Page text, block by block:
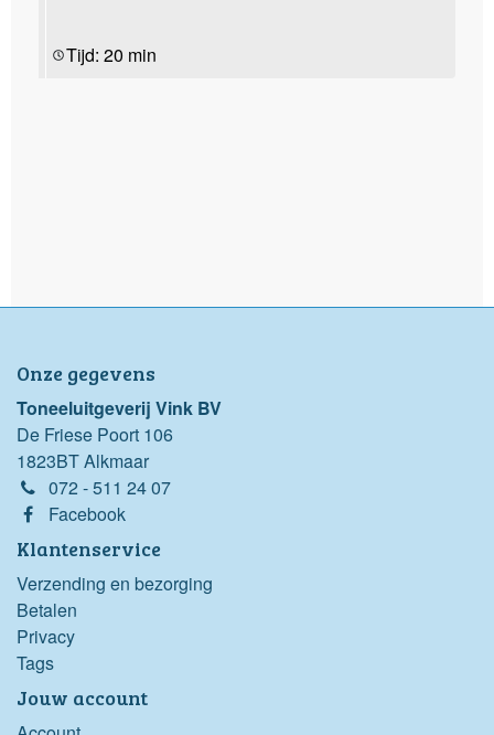
Tijd: 20 min
Onze gegevens
Toneeluitgeverij Vink BV
De Friese Poort 106
1823BT Alkmaar
072 - 511 24 07
Facebook
Klantenservice
Verzending en bezorging
Betalen
Privacy
Tags
Jouw account